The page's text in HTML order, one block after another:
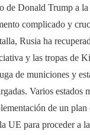
de Donald Trump a la
complicado y
Rusia ha
y las tropas de
de municiones y
Varios estados
de un plan
UE para proceder a